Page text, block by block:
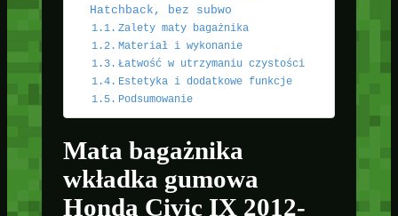
Hatchback, bez subwo
Zalety maty bagażnika
Materiał i wykonanie
Łatwość w utrzymaniu czystości
Estetyka i dodatkowe funkcje
Podsumowanie
Mata bagażnika
wkładka gumowa
Honda Civic IX 2012-